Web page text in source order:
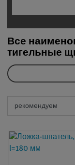
Все
тигельные